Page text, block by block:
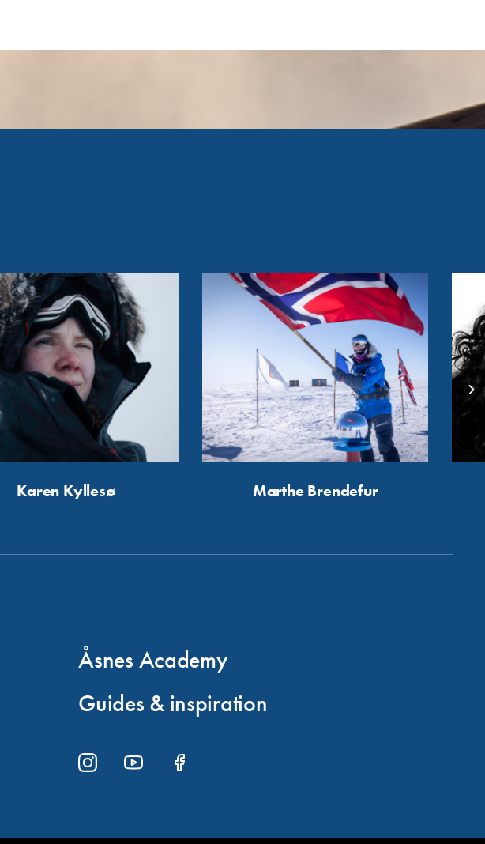
Karen Kyllesø Marthe Brendefur
Åsnes Academy
Guides & inspiration